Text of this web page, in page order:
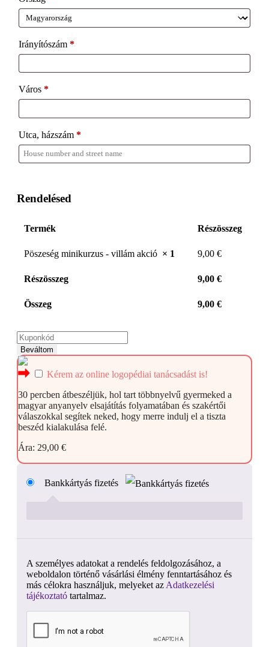
Irányítószám *
Város *
Utca, házszám *
Rendelésed
Termék Részösszeg
Pöszeség minikurzus - villám akció × 1 9,00 €
Részösszeg 9,00 €
Összeg 9,00 €
Beváltom
Kérem az online logopédiai tanácsadást is!
30 percben átbeszéljük, hol tart többnyelvű gyermeked a
magyar anyanyelv elsajátítás folyamatában és szakértői
válaszokkal segítek neked, hogy merre indulj el a tiszta
beszéd kialakulása felé.
Ára: 29,00 €
Bankkártyás fizetés
A személyes adatokat a rendelés feldolgozásához, a
weboldalon történő vásárlási élmény fenntartásához és
más célokra használjuk, melyeket az Adatkezelési
tájékoztató tartalmaz.